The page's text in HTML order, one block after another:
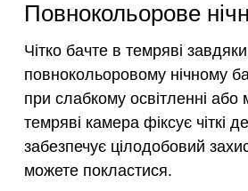
Повнокольорове
Чітко бачте в темряві завдяки
повнокольоровому нічному
при слабкому освітленні або
темряві камера фіксує чіткі
забезпечує цілодобовий
можете покластися.